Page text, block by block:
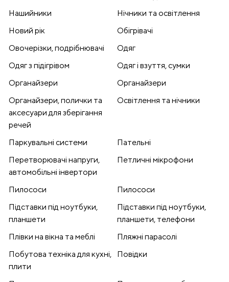
Нашийники
Нічники та освітлення
Новий рік
Обігрівачі
Овочерізки, подрібнювачі
Одяг
Одяг з підігрівом
Одяг і взуття, сумки
Органайзери
Органайзери
Органайзери, полички та
аксесуари для зберігання
речей
Освітлення та нічники
Паркувальні системи
Пательні
Перетворювачі напруги,
автомобільні інвертори
Петличні мікрофони
Пилососи
Пилососи
Підставки під ноутбуки,
планшети
Підставки під ноутбуки,
планшети, телефони
Плівки на вікна та меблі
Пляжні парасолі
Побутова техніка для кухні,
плити
Повідки